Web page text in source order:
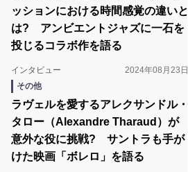
ッションにおける時間感覚の違いと
は? アンビエントジャズに一石を
投じるコラボ作を語る
インタビュー
2024年08月23日
その他
ラヴェルを愛するアレクサンドル・
タロー（Alexandre Tharaud）が
意外な役に挑戦? サントラも手が
けた映画「ボレロ」を語る